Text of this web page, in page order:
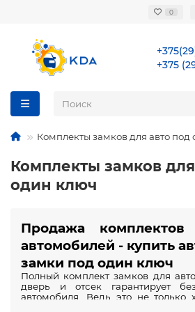
0
+375
Комплекты замков для авто под
Комплекты замков
один ключ
Продажа
автомобилей - купить
замки под один ключ
Полный комплект замков для
дверь и отсек гарантирует
автомобиля. Ведь это не только